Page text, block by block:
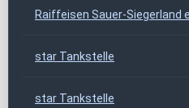
Raiffeisen Sauer-Siegerland
star Tankstelle
star Tankstelle